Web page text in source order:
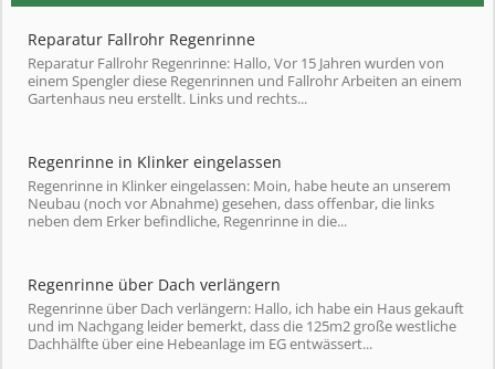
Reparatur Fallrohr Regenrinne
Reparatur Fallrohr Regenrinne: Hallo, Vor 15 Jahren wurden von
einem Spengler diese Regenrinnen und Fallrohr Arbeiten an einem
Gartenhaus neu erstellt. Links und rechts...
Regenrinne in Klinker eingelassen
Regenrinne in Klinker eingelassen: Moin, habe heute an unserem
Neubau (noch vor Abnahme) gesehen, dass offenbar, die links
neben dem Erker befindliche, Regenrinne in die...
Regenrinne über Dach verlängern
Regenrinne über Dach verlängern: Hallo, ich habe ein Haus gekauft
und im Nachgang leider bemerkt, dass die 125m2 große westliche
Dachhälfte über eine Hebeanlage im EG entwässert...